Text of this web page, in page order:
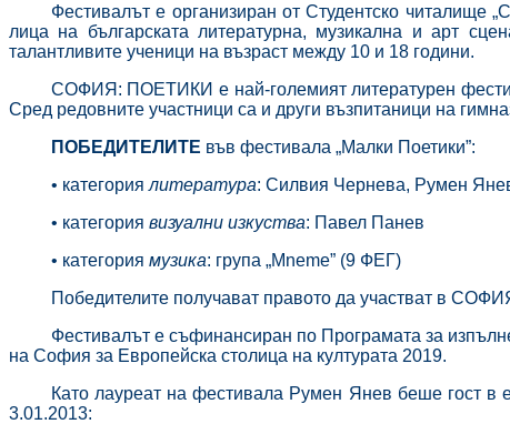
Фестивалът е организиран от Студентско
лица на българската литературна, музикална и арт
талантливите ученици на възраст между 10 и 18 години.
СОФИЯ: ПОЕТИКИ е най-големият литературен
Сред редовните участници са и други възпитаници на
ПОБЕДИТЕЛИТЕ във фестивала „Малки Поетики”:
• категория литература: Силвия Чернева, Румен
• категория визуални изкуства: Павел Панев
• категория музика: група „Mneme” (9 ФЕГ)
Победителите получават правото да участват в
Фестивалът е съфинансиран по Програмата за
на София за Европейска столица на културата 2019.
Като лауреат на фестивала Румен Янев беше гост в
3.01.2013: